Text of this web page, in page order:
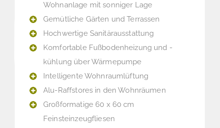
Wohnanlage mit sonniger Lage
Gemütliche Gärten und Terrassen
Hochwertige Sanitärausstattung
Komfortable Fußbodenheizung und -
kühlung über Wärmepumpe
Intelligente Wohnraumlüftung
Alu-Raffstores in den Wohnräumen
Großformatige 60 x 60 cm
Feinsteinzeugfliesen